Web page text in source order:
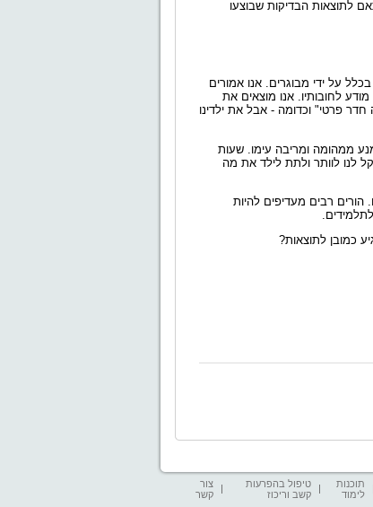
לתוצאות הבדיקות שבוצעו
על ידי מבוגרים. אנו אמורים
מודע לחובותיו. אנו מוצאים את
חדר פרטי" וכדומה - אבל את ילדינו
ממהומה ומריבה עימו. שעות
לנו לוותר ולתת לילד את מה
הורים רבים מעדיפים להיות
כמובן לתוצאות?
תוכנות
לימוד
טיפול בהפרעות
קשב וריכוז
צור
קשר